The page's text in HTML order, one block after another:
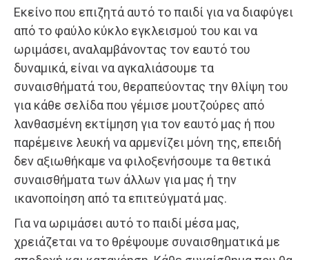
Εκείνο που επιζητά αυτό το παιδί για να διαφύγει
από το φαύλο κύκλο εγκλεισμού του και να
ωριμάσει, αναλαμβάνοντας τον εαυτό του
δυναμικά, είναι να αγκαλιάσουμε τα
συναισθήματά του, θεραπεύοντας την θλίψη του
για κάθε σελίδα που γέμισε μουτζούρες από
λανθασμένη εκτίμηση για τον εαυτό μας ή που
παρέμεινε λευκή να αρμενίζει μόνη της, επειδή
δεν αξιωθήκαμε να φιλοξενήσουμε τα θετικά
συναισθήματα των άλλων για μας ή την
ικανοποίηση από τα επιτεύγματά μας.
Για να ωριμάσει αυτό το παιδί μέσα μας,
χρειάζεται να το θρέψουμε συναισθηματικά με